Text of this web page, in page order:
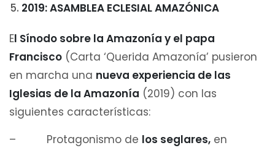
2019: ASAMBLEA ECLESIAL AMAZÓNICA
El Sínodo sobre la Amazonía y el papa
Francisco (Carta ‘Querida Amazonía’ pusieron
en marcha una nueva experiencia de las
Iglesias de la Amazonía (2019) con las
siguientes características:
– Protagonismo de los seglares, en